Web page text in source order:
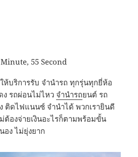
55 Second
ห้บริการรับ จำนำรถ ทุกรุ่นทุกยี่ห้อ
ง รถผ่อนไม่ไหว จำนำรถยนต์ รถ
ติดไฟแนนซ์ จำนำได้ พวกเรายินดี
องจ่ายเงินอะไรก็ตามพร้อมขั้น
ง ไม่ยุ่งยาก